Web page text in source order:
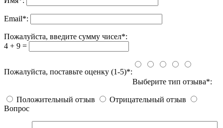
Email*:
Пожалуйста, введите сумму чисел*:
4 + 9 =
Пожалуйста, поставьте оценку (1-5)*:
Выберите тип отзыва*:
Положительный отзыв
Отрицательный отзыв
Вопрос